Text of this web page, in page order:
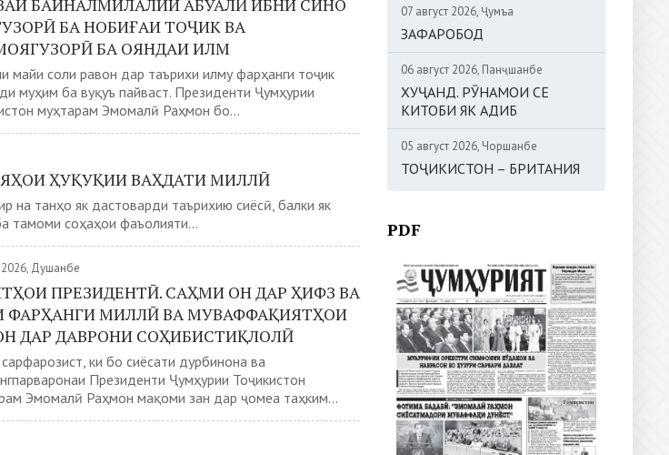
БАЙНАЛМИЛАЛИИ АБУАЛӢ ИБНИ СИНО
БА НОБИҒАИ ТОҶИК ВА
БА ОЯНДАИ ИЛМ
майи соли равон дар таърихи илму фарҳанги тоҷик
муҳим ба вуқуъ пайваст. Президенти Ҷумҳурии
муҳтарам Эмомалӣ Раҳмон бо...
ҲУҚУҚИИ ВАҲДАТИ МИЛЛӢ
на танҳо як дастоварди таърихию сиёсӣ, балки як
тамоми соҳаҳои фаъолияти...
Душанбе
ПРЕЗИДЕНТӢ. САҲМИ ОН ДАР ҲИФЗ ВА
ФАРҲАНГИ МИЛЛӢ ВА МУВАФФАҚИЯТҲОИ
ДАР ДАВРОНИ СОҲИБИСТИҚЛОЛӢ
ки бо сиёсати дурбинона ва
Президенти Ҷумҳурии Тоҷикистон
Эмомалӣ Раҳмон мақоми зан дар ҷомеа таҳким...
07 август 2026, Ҷумъа
ЗАФАРОБОД
06 август 2026, Панҷшанбе
ХУҶАНД. РӮНАМОИ СЕ
КИТОБИ ЯК АДИБ
05 август 2026, Чоршанбе
ТОҶИКИСТОН – БРИТАНИЯ
PDF